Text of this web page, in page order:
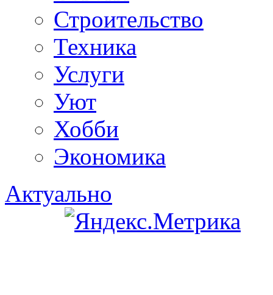
Строительство
Техника
Услуги
Уют
Хобби
Экономика
Актуально